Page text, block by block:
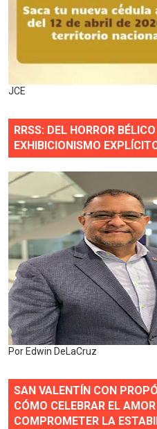
y Ejército RD
de Justicia.
gobierno
primera mujer presidente
horas después
Norte
por apagones en
a normas éticas y
Estratégica para
de Historia 2025
JCE
RRSS: DEL HORROR
EXHIBICIONISMO
Por Edwin DeLaCruz
SAN VALENTÍN CON
CÓMO CELEBRAR EL
COMPROMETER LA